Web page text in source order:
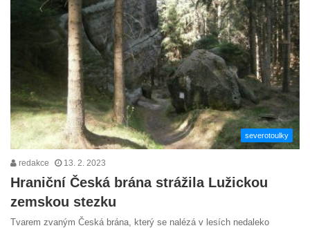
severotoulky
redakce 13. 2. 2023
Hraniční Česká brána strážila Lužickou
zemskou stezku
Tvarem zvaným Česká brána, který se nalézá v lesích nedaleko